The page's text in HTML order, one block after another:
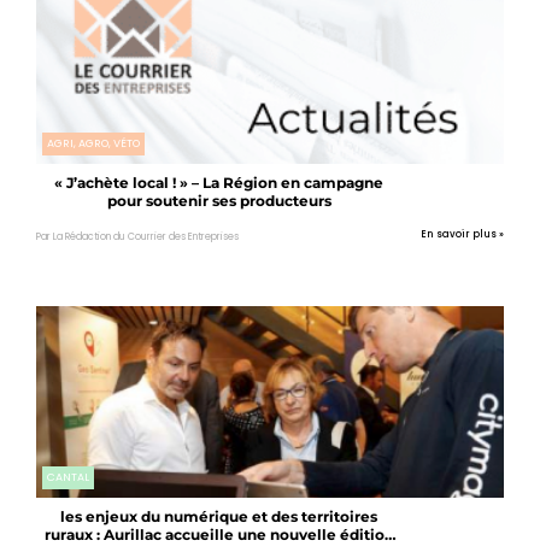
AGRI, AGRO, VÉTO
« J’achète local ! » – La Région en campagne
pour soutenir ses producteurs
Par La Rédaction du Courrier des Entreprises En savoir plus »
CANTAL
les enjeux du numérique et des territoires
ruraux : Aurillac accueille une nouvelle édition